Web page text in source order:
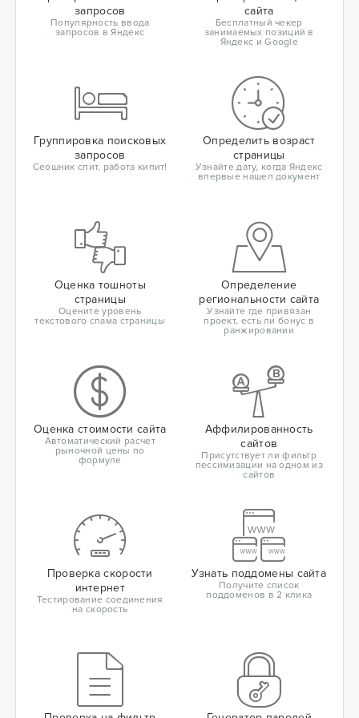
запросов
Популярность ввода
запросов в Яндекс
сайта
Бесплатный чекер
занимаемых позиций в
Яндекс и Google
Группировка поисковых
запросов
Сеошник спит, работа кипит!
Определить возраст
страницы
Узнайте дату, когда Яндекс
впервые нашел документ
Оценка тошноты
страницы
Оцените уровень
текстового спама страницы
Определение
региональности сайта
Узнайте где привязан
проект, есть ли бонус в
ранжировании
Оценка стоимости сайта
Автоматический расчет
рыночной цены по
формуле
Аффилированность
сайтов
Присутствует ли фильтр
пессимизации на одном из
сайтов
Проверка скорости
интернет
Тестирование соединения
на скорость
Узнать поддомены сайта
Получите список
поддоменов в 2 клика